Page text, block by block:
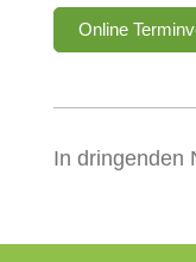
Online
In dringenden